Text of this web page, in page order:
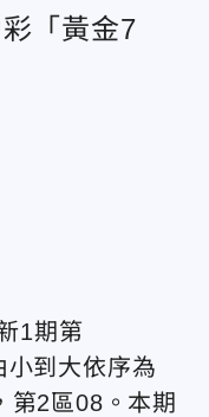
「黃金7
1期第
到大依序為
第2區08。本期